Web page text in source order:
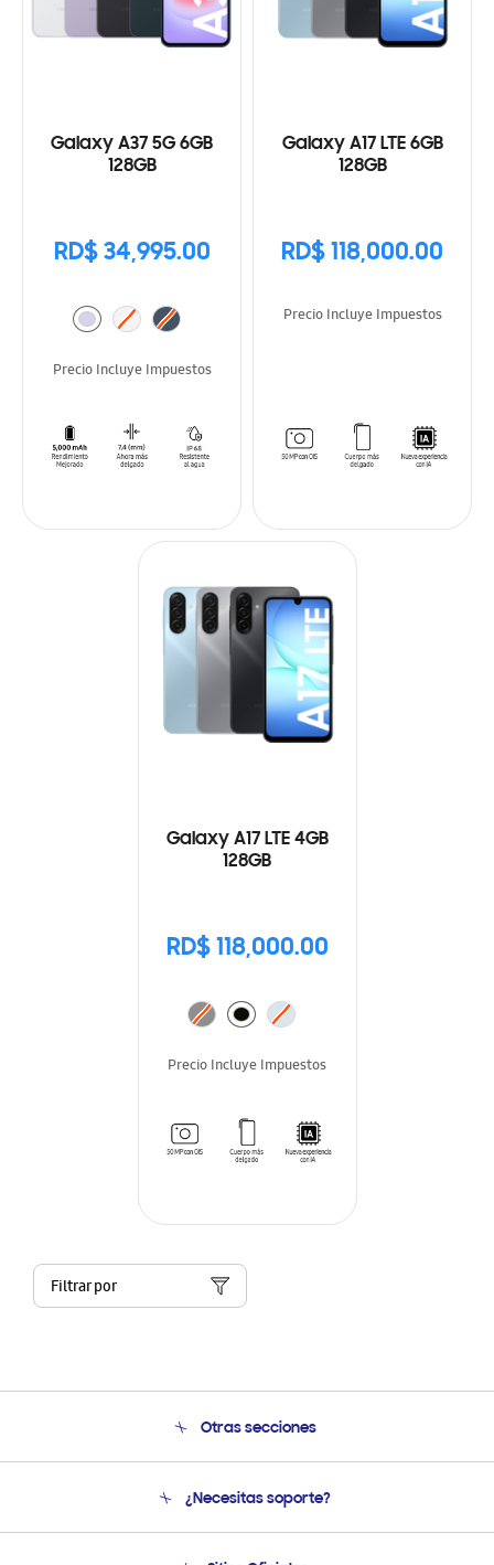
Galaxy A37 5G 6GB
128GB
RD$ 34,995.00
Precio Incluye Impuestos
Galaxy A17 LTE 6GB
128GB
RD$ 118,000.00
Precio Incluye Impuestos
Galaxy A17 LTE 4GB
128GB
RD$ 118,000.00
Precio Incluye Impuestos
Filtrar por
Otras secciones
Soporte
¿Necesitas soporte?